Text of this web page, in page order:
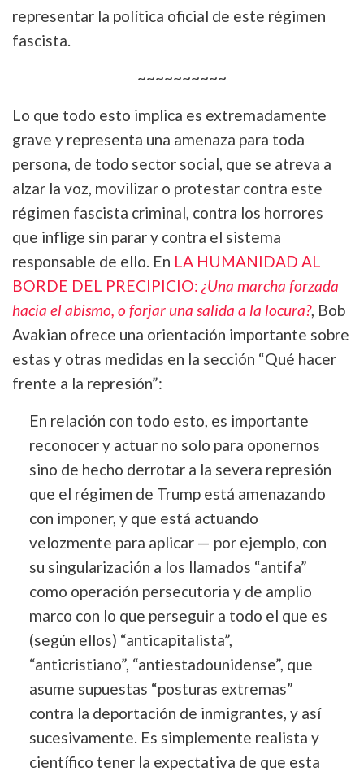
representar la política oficial de este régimen
fascista.
~~~~~~~~~~
Lo que todo esto implica es extremadamente
grave y representa una amenaza para toda
persona, de todo sector social, que se atreva a
alzar la voz, movilizar o protestar contra este
régimen fascista criminal, contra los horrores
que inflige sin parar y contra el sistema
responsable de ello. En LA HUMANIDAD AL
BORDE DEL PRECIPICIO: ¿Una marcha forzada
hacia el abismo, o forjar una salida a la locura?, Bob
Avakian ofrece una orientación importante sobre
estas y otras medidas en la sección “Qué hacer
frente a la represión”:
En relación con todo esto, es importante
reconocer y actuar no solo para oponernos
sino de hecho derrotar a la severa represión
que el régimen de Trump está amenazando
con imponer, y que está actuando
velozmente para aplicar — por ejemplo, con
su singularización a los llamados “antifa”
como operación persecutoria y de amplio
marco con lo que perseguir a todo el que es
(según ellos) “anticapitalista”,
“anticristiano”, “antiestadounidense”, que
asume supuestas “posturas extremas”
contra la deportación de inmigrantes, y así
sucesivamente. Es simplemente realista y
científico tener la expectativa de que esta